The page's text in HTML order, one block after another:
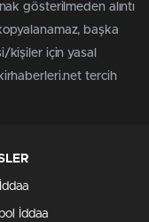
gösterilmeden alıntı
başka
kişiler için yasal
tercih
İddaa